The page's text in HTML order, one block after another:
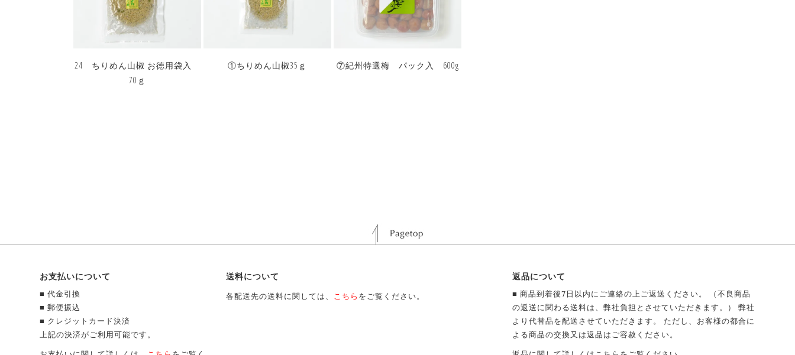
24 ちりめん山椒 お徳用袋入
70ｇ
①ちりめん山椒35ｇ ⑦紀州特選梅 パック入 600g
お支払いについて
■ 代金引換
■ 郵便振込
■ クレジットカード決済
上記の決済がご利用可能です。
送料について
各配送先の送料に関しては、 こちら をご覧ください。
返品について
■ 商品到着後7日以内にご連絡の上ご返送ください。 （不良商品
の返送に関わる送料は、弊社負担とさせていただきます。） 弊社
より代替品を配送させていただきます。 ただし、お客様の都合に
よる商品の交換又は返品はご容赦ください。